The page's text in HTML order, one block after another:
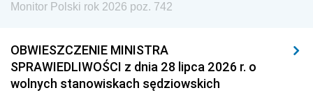
Monitor Polski rok 2026 poz. 742
OBWIESZCZENIE MINISTRA
SPRAWIEDLIWOŚCI z dnia 28 lipca 2026 r. o
wolnych stanowiskach sędziowskich